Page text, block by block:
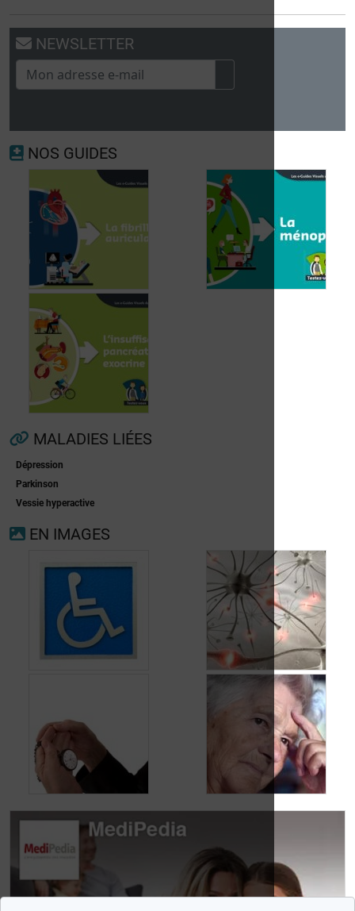
NEWSLETTER
NOS GUIDES
Fibrillation
auriculaire
Insuffisance
pancréatique
MALADIES LIÉES
Dépression
Parkinson
Vessie hyperactive
EN IMAGES
Quelles réductions
en cas de maladie
d’Alzheimer?
Quelle est l’évolution
de la maladie
d’Alzheimer?
Maladie
juste des troubles de
la mémoire
Les troubles du
comportement dans
la maladie
d’Alzheimer